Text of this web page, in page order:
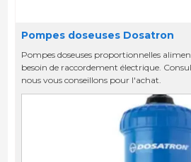
Pompes doseuses Dosatron
Pompes doseuses proportionnelles
besoin de raccordement électrique.
nous vous conseillons pour l'achat.